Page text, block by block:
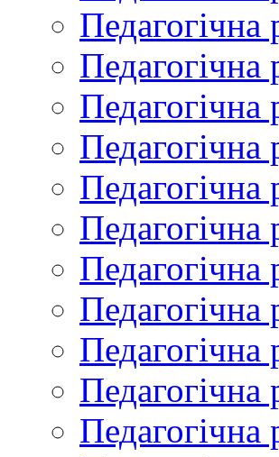
Педагогічна
Педагогічна
Педагогічна
Педагогічна